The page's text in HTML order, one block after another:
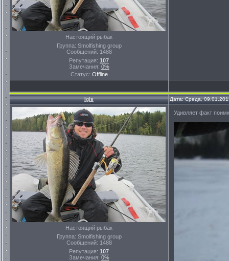
Настоящий рыбак
Группа: Smolfishing group
Сообщений: 1488
Репутация: 107
Замечания: 0%
Статус: Offline
Igls Дата: Среда,
Настоящий рыбак
Группа: Smolfishing group
Сообщений: 1488
Репутация: 107
Замечания: 0%
Удивляет факт